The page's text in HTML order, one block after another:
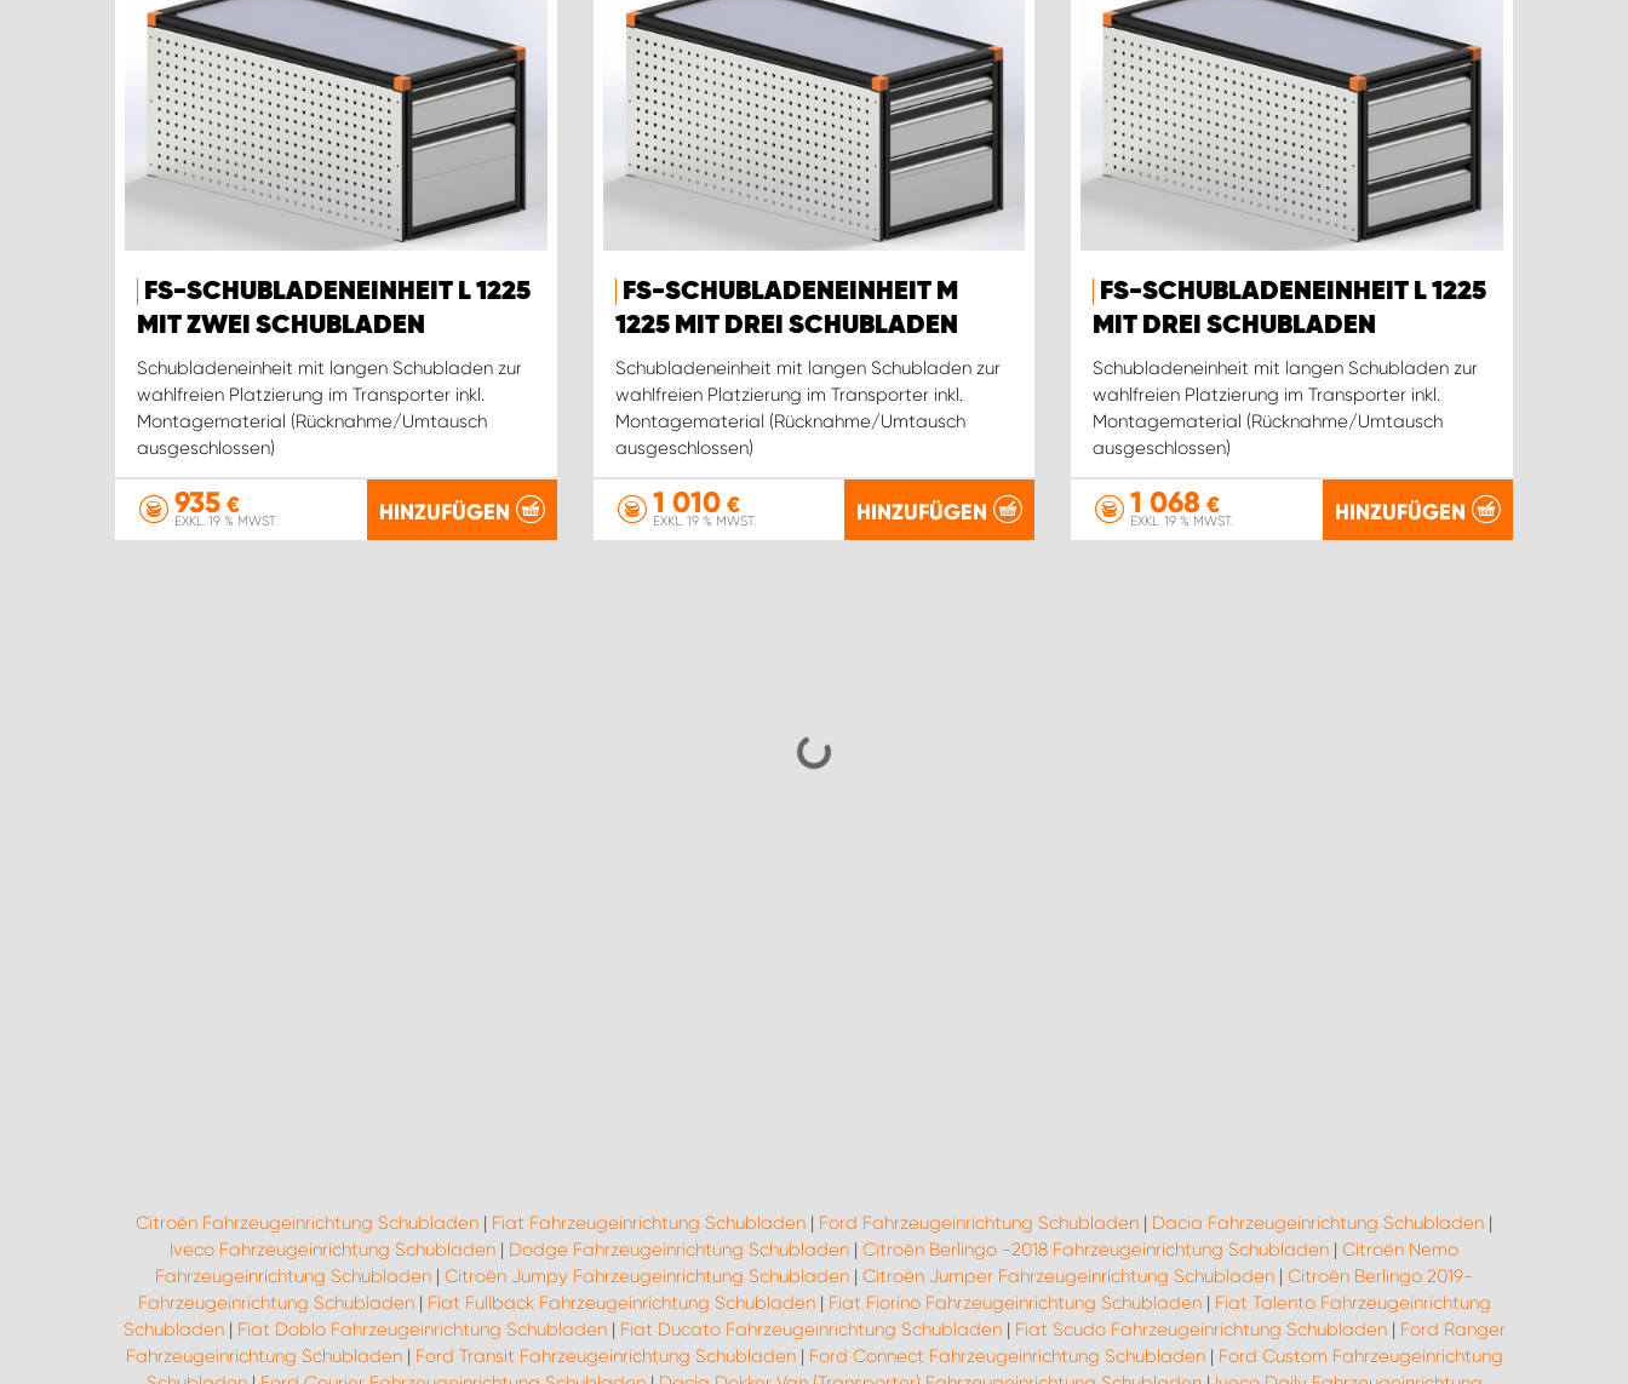
FS-SCHUBLADENEINHEIT L 1225
MIT ZWEI SCHUBLADEN
Schubladeneinheit mit langen Schubladen zur
wahlfreien Platzierung im Transporter inkl.
Montagematerial (Rücknahme/Umtausch
ausgeschlossen)
935 €
EXKL. 19 % MWST. HINZUFÜGEN
FS-SCHUBLADENEINHEIT M
1225 MIT DREI SCHUBLADEN
Schubladeneinheit mit langen Schubladen zur
wahlfreien Platzierung im Transporter inkl.
Montagematerial (Rücknahme/Umtausch
ausgeschlossen)
1 010€
EXKL. 19 % MWST. HINZUFÜGEN
FS-SCHUBLADENEINHEIT L 1225
MIT DREI SCHUBLADEN
Schubladeneinheit mit langen Schubladen zur
wahlfreien Platzierung im Transporter inkl.
Montagematerial (Rücknahme/Umtausch
ausgeschlossen)
1 068 €
EXKL. 19 % MWST. HINZUFÜGEN
Citroën Fahrzeugeinrichtung Schubladen | Fiat Fahrzeugeinrichtung Schubladen | Ford Fahrzeugeinrichtung Schubladen | Dacia Fahrzeugeinrichtung Schubladen |
Iveco Fahrzeugeinrichtung Schubladen | Dodge Fahrzeugeinrichtung Schubladen | Citroën Berlingo -2018 Fahrzeugeinrichtung Schubladen | Citroën Nemo
Fahrzeugeinrichtung Schubladen | Citroën Jumpy Fahrzeugeinrichtung Schubladen | Citroën Jumper Fahrzeugeinrichtung Schubladen | Citroën Berlingo 2019-
Fahrzeugeinrichtung Schubladen| Fiat Fullback Fahrzeugeinrichtung Schubladen| Fiat Fiorino Fahrzeugeinrichtung Schubladen| Fiat Talento Fahrzeugeinrichtung
Schubladen| Fiat Doblo Fahrzeugeinrichtung Schubladen| Fiat Ducato Fahrzeugeinrichtung Schubladen| Fiat Scudo Fahrzeugeinrichtung Schubladen| Ford Ranger
Fahrzeugeinrichtung Schubladen| Ford Transit Fahrzeugeinrichtung Schubladen| Ford Connect Fahrzeugeinrichtung Schubladen| Ford Custom Fahrzeugeinrichtung